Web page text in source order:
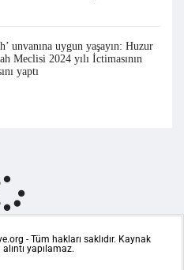
unvanına uygun yaşayın: Huzur
Meclisi 2024 yılı İctimasının
yaptı
- Tüm hakları saklıdır. Kaynak
yapılamaz.